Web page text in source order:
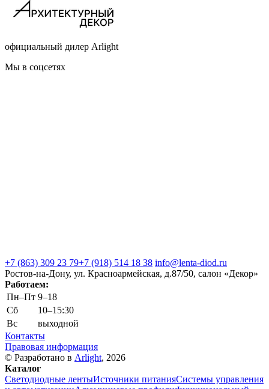
официальный дилер Arlight
Мы в соцсетях
+7 (863) 309 23 79+7 (918) 514 18 38 info@lenta-diod.ru
Ростов-на-Дону, ул. Красноармейская, д.87/50, салон «Декор»
Работаем:
Пн–Пт 9–18
Сб
10–15:30
Вс
выходной
Контакты
Правовая информация
© Разработано в Arlight, 2026
Каталог
Светодиодные лентыИсточники питанияСистемы управления